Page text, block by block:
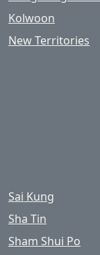
Kolwoon
New Territories
Sai Kung
Sha Tin
Sham Shui Po